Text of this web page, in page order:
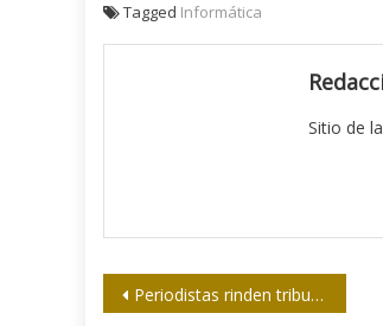
Tagged Informática
Sitio de
Navegación
Periodistas rinden tributo a Martí en Santa Clara